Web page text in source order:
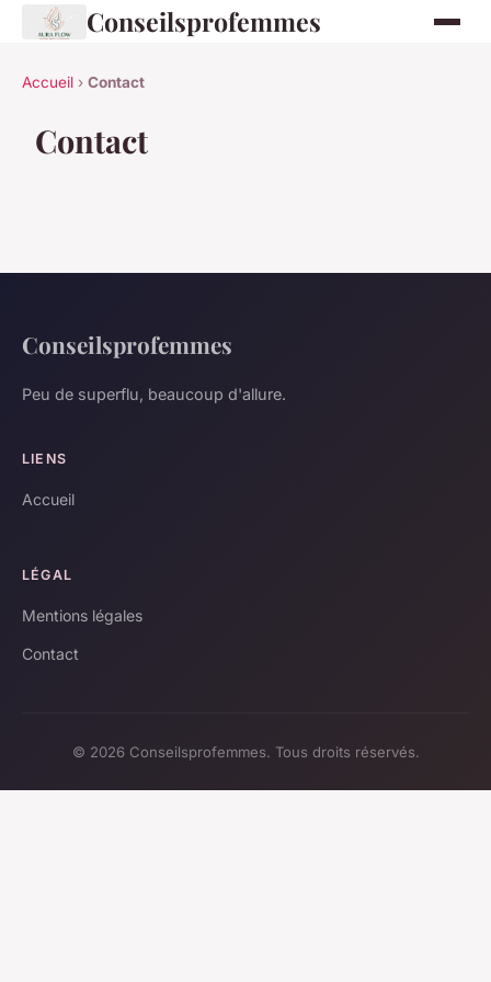
Conseilsprofemmes
Accueil › Contact
Contact
Conseilsprofemmes
Peu de superflu, beaucoup d'allure.
LIENS
Accueil
LÉGAL
Mentions légales
Contact
© 2026 Conseilsprofemmes. Tous droits réservés.